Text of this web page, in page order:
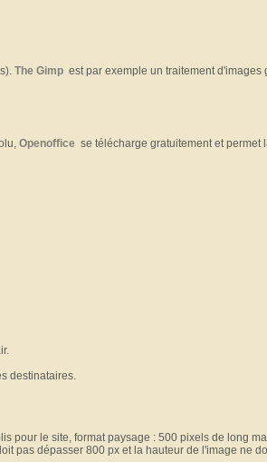
The Gimp est par exemple un traitement
Openoffice se télécharge gratuitement et permet
destinataires.
pour le site, format paysage : 500 pixels de long
pas dépasser 800 px et la hauteur de l'image ne